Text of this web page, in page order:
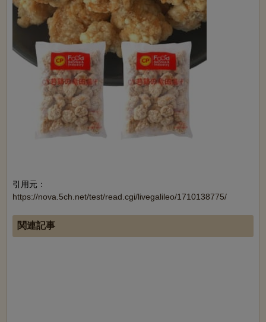
引用元：
https://nova.5ch.net/test/read.cgi/livegalileo/1710138775/
関連記事